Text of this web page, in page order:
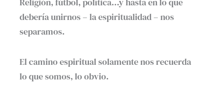
debería unirnos – la espiritualidad – nos
separamos.
El camino espiritual solamente nos recuerda
lo que somos, lo obvio.